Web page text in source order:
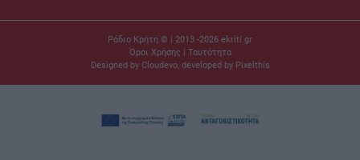
Ράδιο Κρήτη © | 2013 -2026 ekriti.gr
Όροι Χρήσης
Ταυτότητα
Designed by Cloudevo, developed by Pixelthis